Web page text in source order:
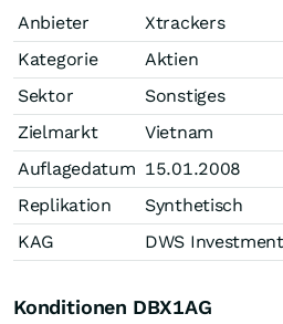
Anbieter
Xtrackers
Kategorie
Aktien
Sektor
Sonstiges
Zielmarkt
Vietnam
Auflagedatum 15.01.2008
Replikation
Synthetisch
KAG
DWS
Konditionen DBX1AG